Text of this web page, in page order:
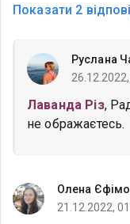
Показати 2
Руслана
Лаванда Різ,
не ображаєтесь.
Олена
21.12.2022,